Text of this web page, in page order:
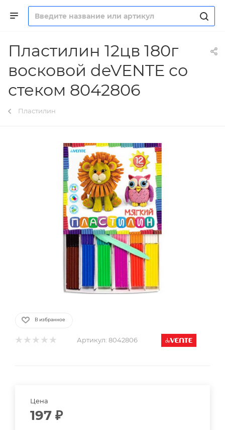
Пластилин 12цв 180г
восковой deVENTE со
стеком 8042806
Пластилин
В избранное
Артикул: 8042806
Цена
197 ₽